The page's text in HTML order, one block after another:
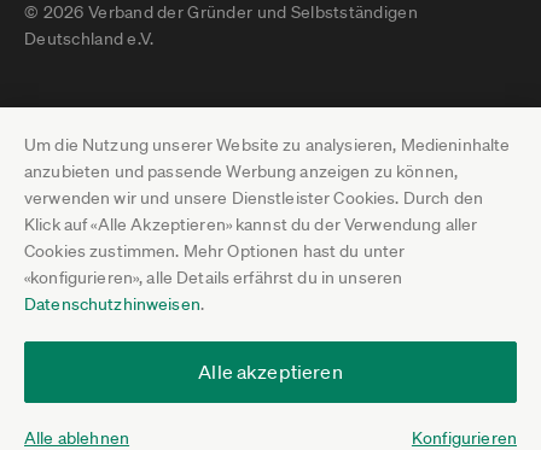
Um die Nutzung unserer Website zu analysieren, Medieninhalte
anzubieten und passende Werbung anzeigen zu können,
verwenden wir und unsere Dienstleister Cookies. Durch den
Klick auf «Alle Akzeptieren» kannst du der Verwendung aller
Cookies zustimmen. Mehr Optionen hast du unter
«konfigurieren», alle Details erfährst du in unseren
Datenschutzhinweisen.
Alle akzeptieren
Alle ablehnen Konfigurieren
© 2026 Verband der Gründer und Selbstständigen
Deutschland e.V.
Impressum
Datenschutz
Pressebereich
Jobs